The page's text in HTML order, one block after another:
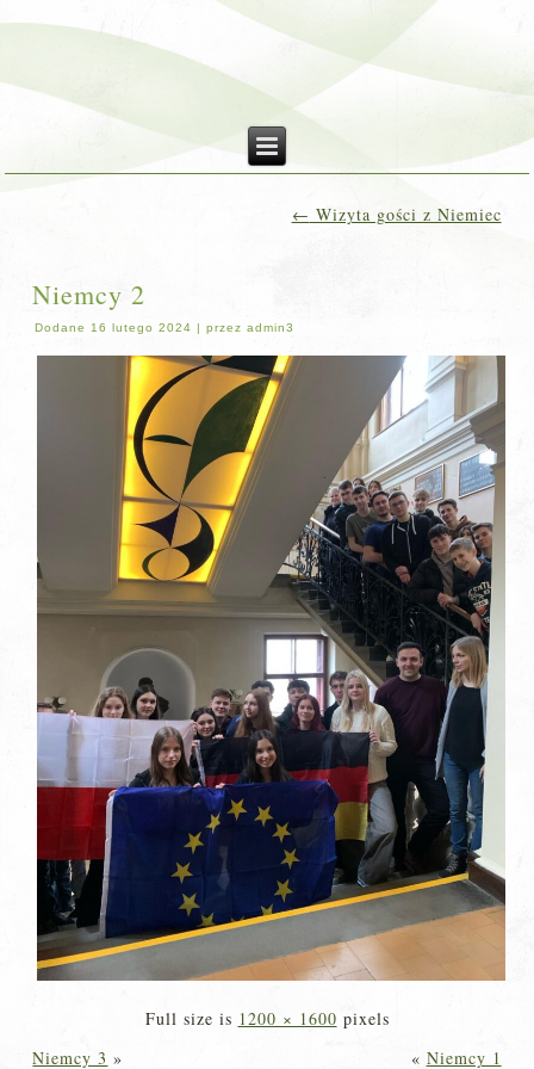
← Wizyta gości z Niemiec
Niemcy 2
Dodane 16 lutego 2024 |przez admin3
Full size is 1200 × 1600 pixels
Niemcy 3 » « Niemcy 1